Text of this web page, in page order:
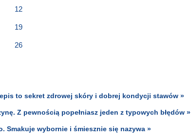
12
19
26
to sekret zdrowej skóry i dobrej kondycji stawów »
Z pewnością popełniasz jeden z typowych błędów »
Smakuje wybornie i śmiesznie się nazywa »